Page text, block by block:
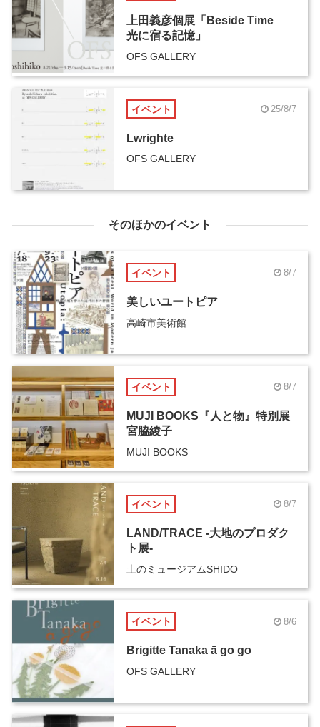
上田義彦個展「Beside Time
光に宿る記憶」
OFS GALLERY
イベント 25/8/7
Lwrighte
OFS GALLERY
そのほかのイベント
イベント 8/7
美しいユートピア
高崎市美術館
イベント 8/7
MUJI BOOKS『人と物』特別展
宮脇綾子
MUJI BOOKS
イベント 8/7
LAND/TRACE -大地のプロダク
ト展-
土のミュージアムSHIDO
イベント 8/6
Brigitte Tanaka ā go go
OFS GALLERY